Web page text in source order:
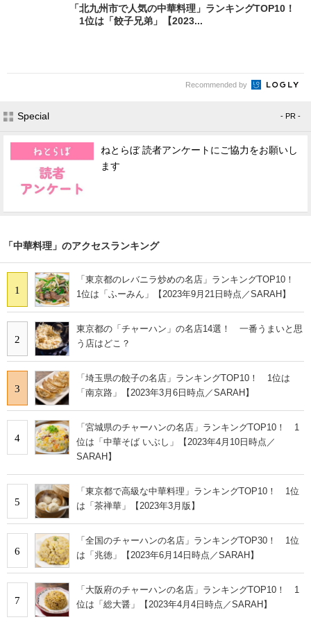
「北九州市で人気の中華料理」ランキングTOP10！
1位は「餃子兄弟」【2023...
Recommended by
Special - PR -
ねとらぼ 読者アンケートにご協力をお願いし
ます
「中華料理」のアクセスランキング
1
「東京都のレバニラ炒めの名店」ランキングTOP10！
1位は「ふーみん」【2023年9月21日時点／SARAH】
2
東京都の「チャーハン」の名店14選！ 一番うまいと思
う店はどこ？
3
「埼玉県の餃子の名店」ランキングTOP10！ 1位は
「南京路」【2023年3月6日時点／SARAH】
4
「宮城県のチャーハンの名店」ランキングTOP10！ 1
位は「中華そば いぶし」【2023年4月10日時点／
SARAH】
5
「東京都で高級な中華料理」ランキングTOP10！ 1位
は「茶禅華」【2023年3月版】
6
「全国のチャーハンの名店」ランキングTOP30！ 1位
は「兆徳」【2023年6月14日時点／SARAH】
7
「大阪府のチャーハンの名店」ランキングTOP10！ 1
位は「総大醤」【2023年4月4日時点／SARAH】